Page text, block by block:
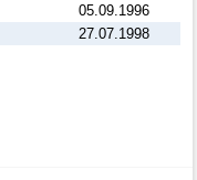
05.09.1996
27.07.1998